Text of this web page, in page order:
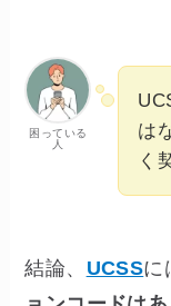
困っている
人
は
く
結論、 UCSSに